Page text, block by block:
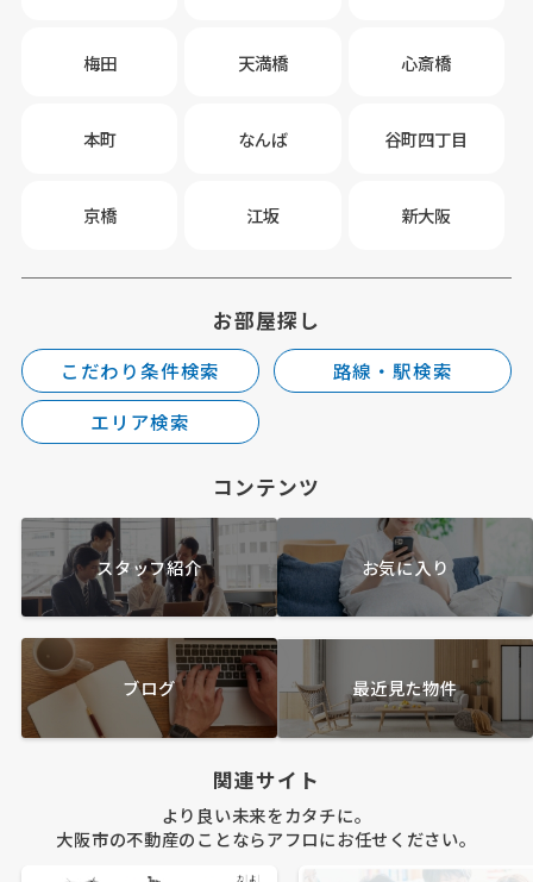
・ペット相談可能
・ゴミ出し24時間OK ♪
★イルプリモ桜川★
・角部屋！
・南向きのファミリー物件！
・なんばも堀江も徒歩圏内！
・全居室フローリング♪
◎オンライン内見可能です！
梅田 天満橋 心斎橋
本町 なんば 谷町四丁目
京橋 江坂 新大阪
お部屋探し
こだわり条件検索
路線・駅検索
エリア検索
コンテンツ
スタッフ紹介 お気に入り
ブログ 最近見た物件
関連サイト
より良い未来をカタチに。
大阪市の不動産のことならアフロにお任せください。